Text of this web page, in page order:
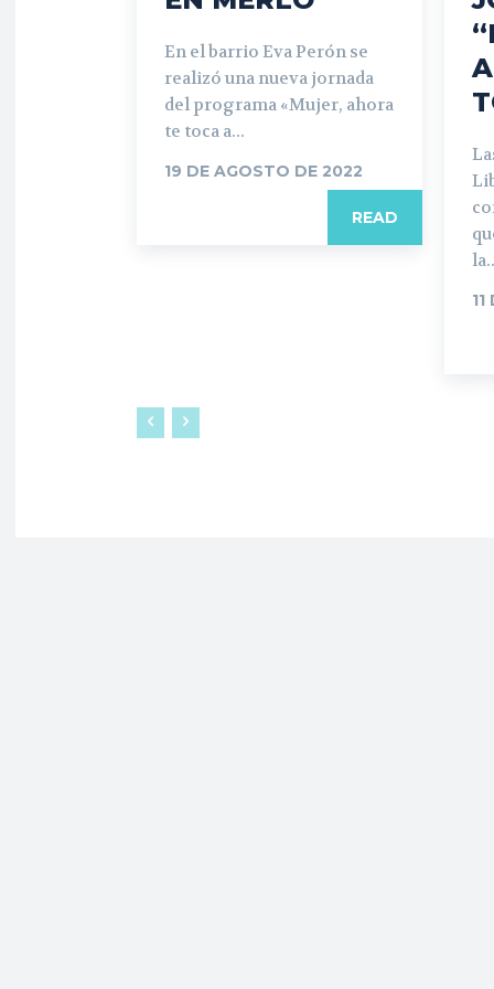
En el barrio Eva Perón se
realizó una nueva jornada
del programa «Mujer, ahora
te toca a...
19 DE AGOSTO DE 2022
READ